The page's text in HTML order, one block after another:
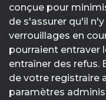
conçue pour
de s'assurer qu'il
verrouillages en
pourraient entraver
entraîner des refus.
de votre registraire
paramètres